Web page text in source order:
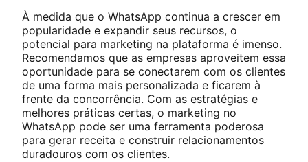
À medida que o WhatsApp continua a crescer em
popularidade e expandir seus recursos, o
potencial para marketing na plataforma é imenso.
Recomendamos que as empresas aproveitem essa
oportunidade para se conectarem com os clientes
de uma forma mais personalizada e ficarem à
frente da concorrência. Com as estratégias e
melhores práticas certas, o marketing no
WhatsApp pode ser uma ferramenta poderosa
para gerar receita e construir relacionamentos
duradouros com os clientes.